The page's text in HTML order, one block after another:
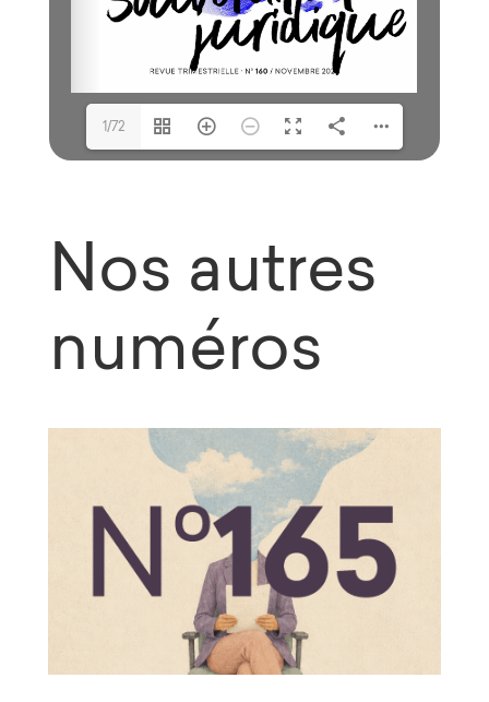
1/72
Nos autres
numéros